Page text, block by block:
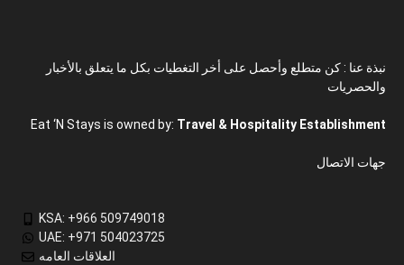
نبذة عنا : كن متطلع وأحصل على أخر التغطيات بكل ما يتعلق بالأخبار
والحصريات
Eat ‘N Stays is owned by: Travel & Hospitality Establishment
جهات الاتصال
KSA: +966 509749018
UAE: +971 504023725
العلاقات العامه